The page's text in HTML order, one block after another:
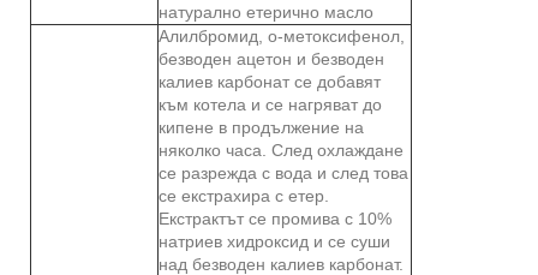
натурално етерично масло
Алилбромид, о-метоксифенол,
безводен ацетон и безводен
калиев карбонат се добавят
към котела и се нагряват до
кипене в продължение на
няколко часа. След охлаждане
се разрежда с вода и след това
се екстрахира с етер.
Екстрактът се промива с 10%
натриев хидроксид и се суши
над безводен калиев карбонат.